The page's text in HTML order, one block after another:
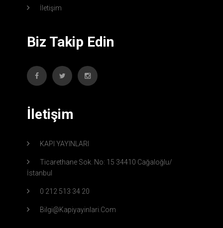
İletişim
Biz Takip Edin
İletişim
KAPI YAYINLARI
Ticarethane Sok. No: 15 34410 Cağaloğlu/
İstanbul
0 212 513 34 20
Bilgi@kapiyayinlari.com